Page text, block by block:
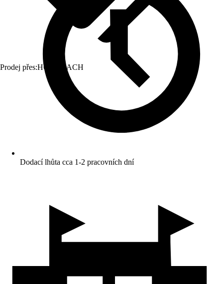
Prodej přes:HORNBACH
Dodací lhůta cca 1-2 pracovních dní